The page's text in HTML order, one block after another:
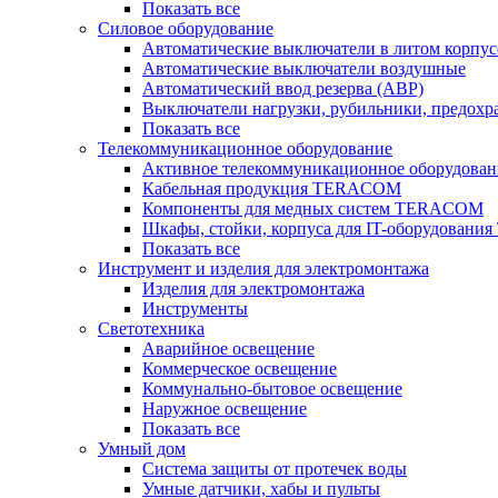
Показать все
Силовое оборудование
Автоматические выключатели в литом
Автоматические выключатели воздушные
Автоматический ввод резерва (АВР)
Выключатели нагрузки, рубильники,
Показать все
Телекоммуникационное оборудование
Активное телекоммуникационное
Кабельная продукция TERACOM
Компоненты для медных систем TERACOM
Шкафы, стойки, корпуса для IT-
Показать все
Инструмент и изделия для электромонтажа
Изделия для электромонтажа
Инструменты
Светотехника
Аварийное освещение
Коммерческое освещение
Коммунально-бытовое освещение
Наружное освещение
Показать все
Умный дом
Система защиты от протечек воды
Умные датчики, хабы и пульты